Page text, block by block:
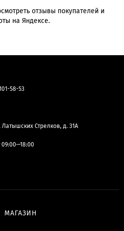
отзывы покупателей и
на Яндексе.
58-53
Стрелков, д. 31А
09:00—18:00
МАГАЗИН